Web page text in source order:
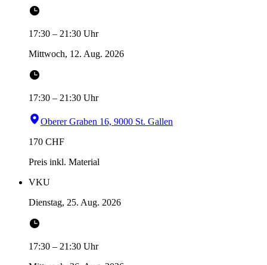
17:30 – 21:30 Uhr
Mittwoch, 12. Aug. 2026
17:30 – 21:30 Uhr
Oberer Graben 16, 9000 St. Gallen
170 CHF
Preis inkl. Material
VKU
Dienstag, 25. Aug. 2026
17:30 – 21:30 Uhr